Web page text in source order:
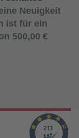
Neuigkeit
ist für ein
500,00 €